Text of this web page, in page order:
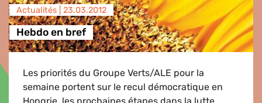
Actualités | 23.03.2012
Hebdo en bref
Les priorités du Groupe Verts/ALE pour la
semaine portent sur le recul démocratique en
Hongrie, les prochaines étapes dans la lutte